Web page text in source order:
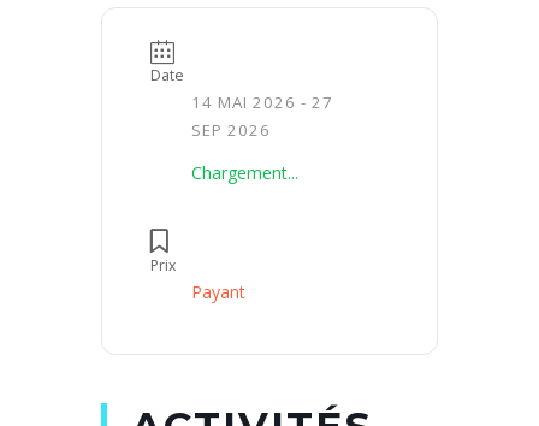
Date
14 MAI 2026 - 27
SEP 2026
Chargement...
Prix
Payant